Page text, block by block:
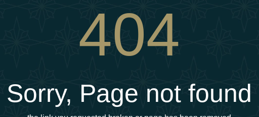
404
Sorry, Page not found